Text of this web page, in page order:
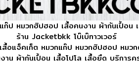
ก๊ป หมวกฮิปฮอป เสื้อคนงาน ผ้ากันเปื้อน
ร้าน Jacketbkk โบ๊เบ๊ทาวเวอร์
สื้อแจ็คเก็ต หมวกแก๊ป หมวกฮิปฮอป หมวก
าน ผ้ากันเปื้อน เสื้อโปโล เสื้อยืด บริการ